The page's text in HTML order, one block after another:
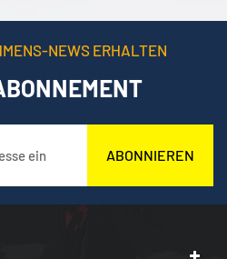
NEWS ERHALTEN
ABONNIEREN